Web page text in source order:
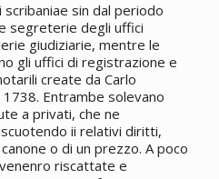
sin dal periodo
segreterie degli uffici
giudiziarie, mentre le
gli uffici di registrazione e
create da Carlo
Entrambe solevano
a privati, che ne
ii relativi diritti,
o di un prezzo. A poco
riscattate e